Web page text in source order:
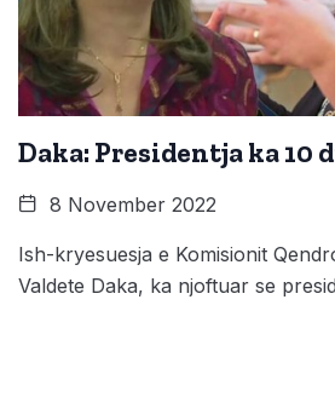
Daka: Presidentja ka 10
8 November 2022
Ish-kryesuesja e Komisionit
Valdete Daka, ka njoftuar se